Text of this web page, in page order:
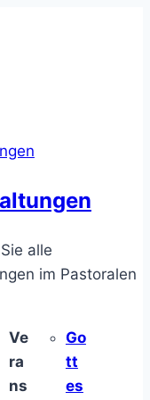
alle
im Pastoralen
Ve
ra
ns
Go
tt
es